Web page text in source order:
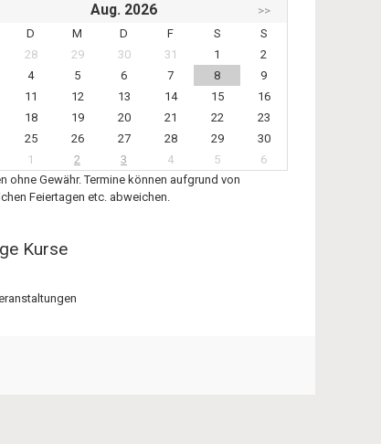
Aug. 2026
>>
D M D F S
S
28 29 30 31 1
2
4 5 6 7 8
9
11 12 13 14 15
16
18 19 20 21 22
23
25 26 27 28 29
30
1 2 3 4 5
6
ohne Gewähr. Termine können aufgrund von
Feiertagen etc. abweichen.
Kurse